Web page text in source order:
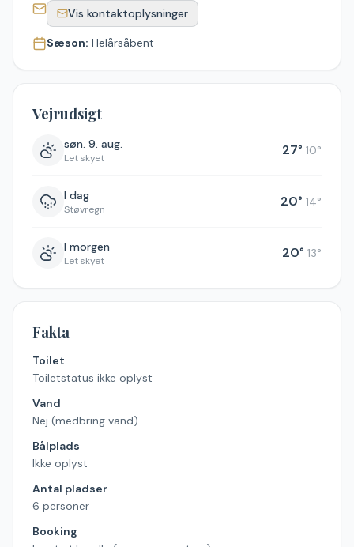
Vis kontaktoplysninger
Sæson: Helårsåbent
Vejrudsigt
søn. 9. aug.
Let skyet 27° 10°
I dag
Støvregn 20° 14°
I morgen
Let skyet 20° 13°
Fakta
Toilet
Toiletstatus ikke oplyst
Vand
Nej (medbring vand)
Bålplads
Ikke oplyst
Antal pladser
6 personer
Booking